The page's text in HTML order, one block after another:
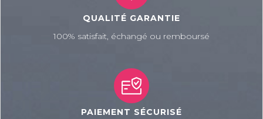
QUALITÉ GARANTIE
100% satisfait, échangé ou remboursé
PAIEMENT SÉCURISÉ